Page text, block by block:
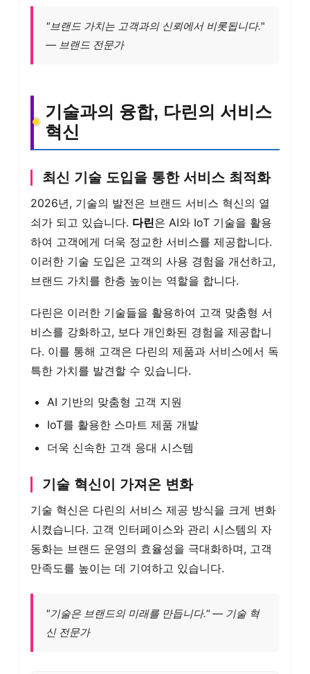
"브랜드 가치는 고객과의 신뢰에서 비롯됩니다."
— 브랜드 전문가
기술과의 융합, 다린의 서비스
혁신
최신 기술 도입을 통한 서비스 최적화
2026년, 기술의 발전은 브랜드 서비스 혁신의 열
쇠가 되고 있습니다. 다린은 AI와 IoT 기술을 활용
하여 고객에게 더욱 정교한 서비스를 제공합니다.
이러한 기술 도입은 고객의 사용 경험을 개선하고,
브랜드 가치를 한층 높이는 역할을 합니다.
다린은 이러한 기술들을 활용하여 고객 맞춤형 서
비스를 강화하고, 보다 개인화된 경험을 제공합니
다. 이를 통해 고객은 다린의 제품과 서비스에서 독
특한 가치를 발견할 수 있습니다.
AI 기반의 맞춤형 고객 지원
IoT를 활용한 스마트 제품 개발
더욱 신속한 고객 응대 시스템
기술 혁신이 가져온 변화
기술 혁신은 다린의 서비스 제공 방식을 크게 변화
시켰습니다. 고객 인터페이스와 관리 시스템의 자
동화는 브랜드 운영의 효율성을 극대화하며, 고객
만족도를 높이는 데 기여하고 있습니다.
"기술은 브랜드의 미래를 만듭니다." — 기술 혁
신 전문가